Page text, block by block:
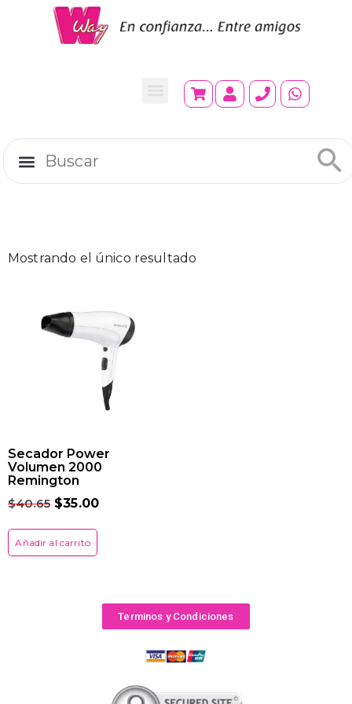
Mostrando el único resultado
Secador Power
Volumen 2000
Remington
$40.65 $35.00
Añadir al carrito
Terminos y Condiciones